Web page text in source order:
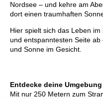
Nordsee – und kehre am
dort einen traumhaften
Hier spielt sich das Leben
und entspanntesten Seite
und Sonne im Gesicht.
Entdecke deine Umgebung
Mit nur 250 Metern zum